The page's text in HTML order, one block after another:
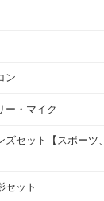
ン
ー・マイク
セット【スポーツ、
セット